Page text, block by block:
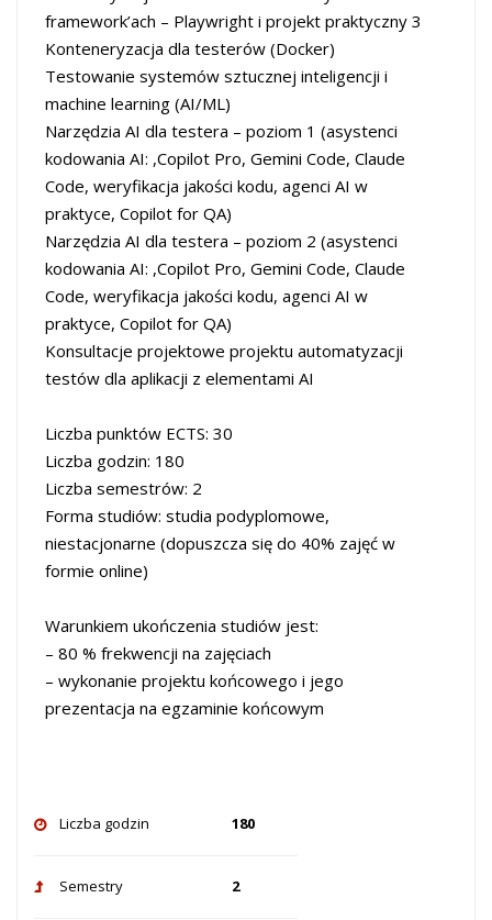
framework’ach – Playwright i projekt praktyczny 3
Konteneryzacja dla testerów (Docker)
Testowanie systemów sztucznej inteligencji i
machine learning (AI/ML)
Narzędzia AI dla testera – poziom 1 (asystenci
kodowania AI: ,Copilot Pro, Gemini Code, Claude
Code, weryfikacja jakości kodu, agenci AI w
praktyce, Copilot for QA)
Narzędzia AI dla testera – poziom 2 (asystenci
kodowania AI: ,Copilot Pro, Gemini Code, Claude
Code, weryfikacja jakości kodu, agenci AI w
praktyce, Copilot for QA)
Konsultacje projektowe projektu automatyzacji
testów dla aplikacji z elementami AI
Liczba punktów ECTS: 30
Liczba godzin: 180
Liczba semestrów: 2
Forma studiów: studia podyplomowe,
niestacjonarne (dopuszcza się do 40% zajęć w
formie online)
Warunkiem ukończenia studiów jest:
– 80 % frekwencji na zajęciach
– wykonanie projektu końcowego i jego
prezentacja na egzaminie końcowym
Liczba godzin 180
Semestry 2